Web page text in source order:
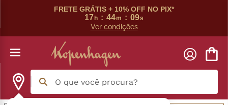
FRETE GRÁTIS + 10% OFF NO PIX*
17 h : 44m : 08s
Ver condições
O que você procura?